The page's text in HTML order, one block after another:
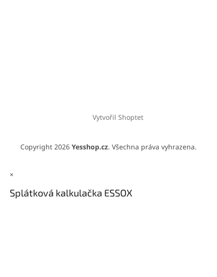
Vytvořil Shoptet
Copyright 2026 Yesshop.cz. Všechna práva vyhrazena.
×
Splátková kalkulačka ESSOX